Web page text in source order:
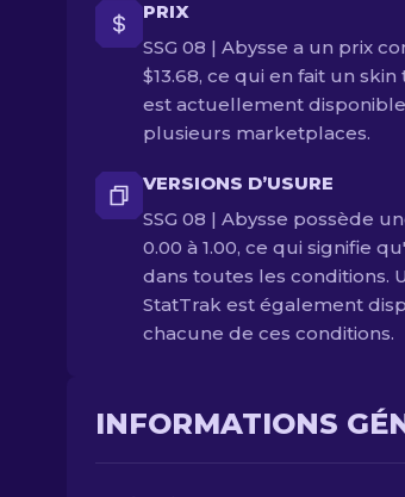
PRIX
SSG 08 | Abysse a un prix
$13.68, ce qui en fait un
est actuellement
plusieurs marketplaces.
VERSIONS D’USURE
SSG 08 | Abysse possède
0.00 à 1.00, ce qui signifie
dans toutes les conditions.
StatTrak est également
chacune de ces conditions.
INFORMATIONS